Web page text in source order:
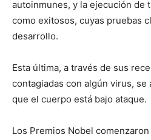
autoinmunes, y la ejecución de
como exitosos, cuyas pruebas
desarrollo.
Esta última, a través de sus
contagiadas con algún virus, se
que el cuerpo está bajo ataque.
Los Premios Nobel